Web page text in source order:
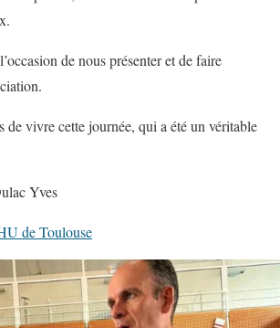
de nous présenter et de faire
de vivre cette journée, qui a été un véritable
Yves
de Toulouse